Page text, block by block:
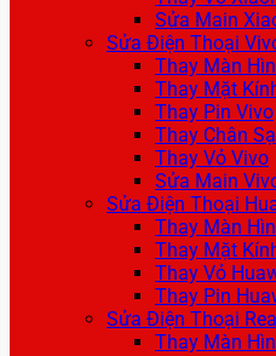
Sửa Main
Sửa Điện Thoại
Thay Màn
Thay Mặt
Thay Pin Vivo
Thay Chân
Thay Vỏ Vivo
Sửa Main
Sửa Điện Thoại
Thay Màn
Thay Mặt
Thay Vỏ
Thay Pin
Sửa Điện Thoại
Thay Màn